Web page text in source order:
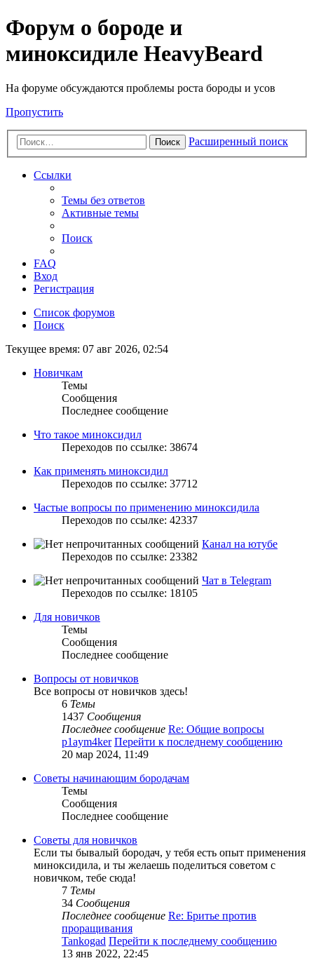
Форум о бороде и
миноксидиле HeavyBeard
На форуме обсуждаются проблемы роста бороды и усов
Пропустить
Поиск Расширенный поиск
Ссылки
Темы без ответов
Активные темы
Поиск
FAQ
Вход
Регистрация
Список форумов
Поиск
Текущее время: 07 авг 2026, 02:54
Новичкам
Темы
Сообщения
Последнее сообщение
Что такое миноксидил
Переходов по ссылке: 38674
Как применять миноксидил
Переходов по ссылке: 37712
Частые вопросы по применению миноксидила
Переходов по ссылке: 42337
Канал на ютубе
Переходов по ссылке: 23382
Чат в Telegram
Переходов по ссылке: 18105
Для новичков
Темы
Сообщения
Последнее сообщение
Вопросы от новичков
Все вопросы от новичков здесь!
6 Темы
1437 Сообщения
Последнее сообщение Re: Общие вопросы
p1aym4ker Перейти к последнему сообщению
20 мар 2024, 11:49
Советы начинающим бородачам
Темы
Сообщения
Последнее сообщение
Советы для новичков
Если ты бывалый бородач, у тебя есть опыт применения
миноксидила, и ты желаешь поделиться советом с
новичком, тебе сюда!
7 Темы
34 Сообщения
Последнее сообщение Re: Бритье против
проращивания
Tankogad Перейти к последнему сообщению
13 янв 2022, 22:45